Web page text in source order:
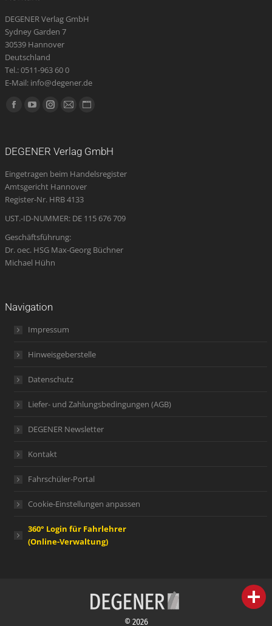
DEGENER Verlag GmbH
Sydney Garden 7
30539 Hannover
Deutschland
Tel.: 0511-963 60 0
E-Mail: info@degener.de
Finden Sie uns auf:
Facebook
new
window
YouTube
new
window
Instagram
new
window
E-
opens
in
new
Website
new
DEGENER Verlag GmbH
Eingetragen beim Handelsregister
Amtsgericht Hannover
Register-Nr. HRB 4133
UST.-ID-NUMMER: DE 115 676 709
Geschäftsführung:
Dr. oec. HSG Max-Georg Büchner
Michael Hühn
Navigation
Impressum
Hinweisgeberstelle
Datenschutz
Liefer- und Zahlungsbedingungen (AGB)
DEGENER Newsletter
Kontakt
Fahrschüler-Portal
Cookie-Einstellungen anpassen
360° Login für Fahrlehrer
(Online-Verwaltung)
© 2026
person IHR FACHBERATER
campaign